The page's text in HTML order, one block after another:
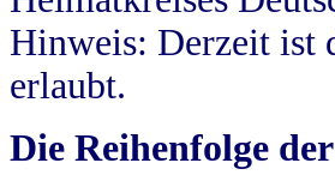
Hinweis: Derzeit ist
erlaubt.
Die Reihenfolge